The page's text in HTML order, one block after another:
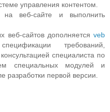
управления контентом.
на веб-сайте и выполнить
веб-сайтов дополняется veb
требований,
специалиста по
специальных модулей и
разработки первой версии.